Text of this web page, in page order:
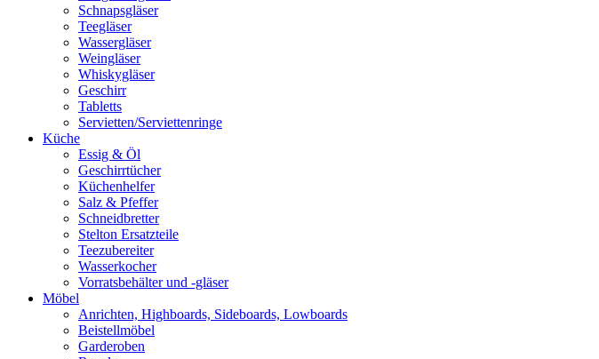
Schnapsgläser
Teegläser
Wassergläser
Weingläser
Whiskygläser
Geschirr
Tabletts
Servietten/Serviettenringe
Küche
Essig & Öl
Geschirrtücher
Küchenhelfer
Salz & Pfeffer
Schneidbretter
Stelton Ersatzteile
Teezubereiter
Wasserkocher
Vorratsbehälter und -gläser
Möbel
Anrichten, Highboards, Sideboards, Lowboards
Beistellmöbel
Garderoben